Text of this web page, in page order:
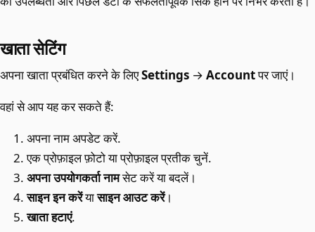
खाता सेटिंग
अपना खाता प्रबंधित करने के लिएSettings → Accountपर जाएं।
वहां से आप यह कर सकते हैं:
अपना नाम अपडेट करें.
एक प्रोफ़ाइल फ़ोटो या प्रोफ़ाइल प्रतीक चुनें.
अपना उपयोगकर्ता नामसेट करें या बदलें।
साइन इन करेंयासाइन आउट करें।
खाता हटाएं.